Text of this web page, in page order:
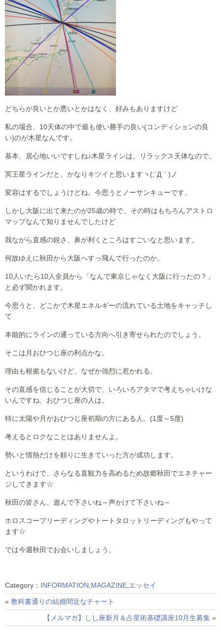
どちらが良いとか悪いとかはなく、好みもありますけど
私の場合、10天体の中で最も使い勝手の良い(コンディションの良
い)のが木星なんです。
基本、居心地いいですしね♪木星ラインは。リラックス天体なので。
冥王星ラインだと、かなりキツイと思いますヽ(;´Д｀)ノ
変容はするでしょうけどね。今思うとノーサンキューです。
しかし大阪に出て来たのが25歳の時で、その時はもちろんアストロ
マップなんて知りませんでしたけど
我ながら直感の鋭さ、鼻が利くところはすごいなと思います。
何故ゆえに秋田から大阪へすっ飛んで行ったのか。
10人いたら10人全員から「なんで東京じゃなく大阪に行ったの？」
と必ず聞かれます。
今思うと、どこかで木星エネルギーの流れている土地をキャッチし
て
本能的にラインの通っている方向へ引き寄せられたのでしょう。
そこは月おひつじ座の利点かな。
理由も根拠もないけど、なぜか強烈に惹かれる。
その直感を信じることが大切で、いろいろアタマで考えちゃいけな
いんですね、おひつじ座の人は。
特に太陽や月がおひつじ座初期の方にある人。(1度～5度)
考えるとロクなことはありませんよ。
勢いと情熱だけを頼りに生きていった方が成功します。
というわけで、さらなる直観力を高めるため故郷秋田でエネチャー
ジしてきます☆
秋田の皆さん、遊んで下さいね～声かけて下さいね～
ホロスコープリーディングやトートタロットリーディングもやって
ます☆
では今週秋田でお会いしましょう。
Category： INFORMATION,MAGAZINE,エッセイ
« 教科書通りの結婚間近なチャート
【メルマガ】しし座新月＆占星術基礎講座10月生募集 »